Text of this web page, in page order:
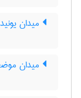
میدان
میدان